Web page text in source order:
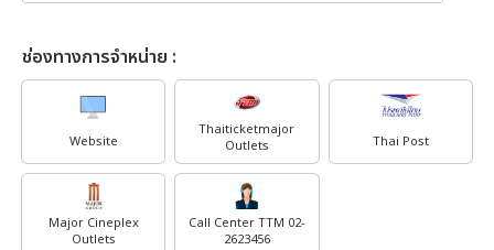
ช่องทางการจำหน่าย :
Website
Thaiticketmajor
Outlets
Thai Post
Major Cineplex
Outlets
Call Center TTM 02-
2623456